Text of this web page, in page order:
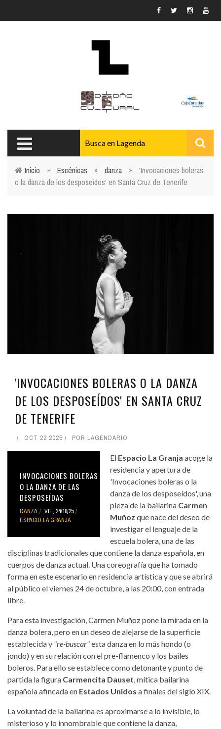
Usted está aquí
Inicio » Escénicas » danza »
'Invocaciones boleras
o la danza de los desposeídos' en Santa Cruz de Tenerife
'INVOCACIONES BOLERAS O LA DANZA
DE LOS DESPOSEÍDOS' EN SANTA CRUZ
DE TENERIFE
OCT 22 2025 POR LAGENDARIO
INVOCACIONES BOLERAS
O LA DANZA DE LAS
DESPOSEÍDAS
DANZA
VIE, 24/10/25
ESPACIO LA GRANJA
El Espacio La Granja acoge la
residencia y apertura de
'Invocaciones boleras o la
danza de los desposeídos', una
pieza de la bailarina Carmen
Muñozque nace del deseo de
investigar el lenguaje de la
escuela bolera, una de las
disciplinas tradicionales que contiene la danza española, en
cuerpos de danza actual. Una coreografía que ha tomado
forma en este escenario en residencia artística y que se abrirá
al público el viernes 24 de octubre, a las 20:00, con entrada
libre.
Para esta investigación, Carmen Muñoz pone la mirada en la
danza bolera, pero en un deseo de alejarse de la superficie
establecida y "re-buscar"esta danza en lo más hondo (o
jondo) y en su relación con el pre-flamenco y los bailes
boleros. Para ello se establece como detonante y punto de
partida la figura Carmencita Dauset, mítica bailarina
española afincada en Estados Unidos a finales del siglo XIX.
La voluntad de la bailarina es aproximarse a lo invisible, lo
misterioso y lo innombrable que contiene la danza,